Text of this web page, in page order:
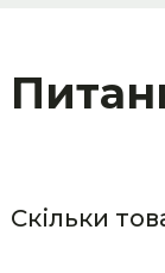
Скільки